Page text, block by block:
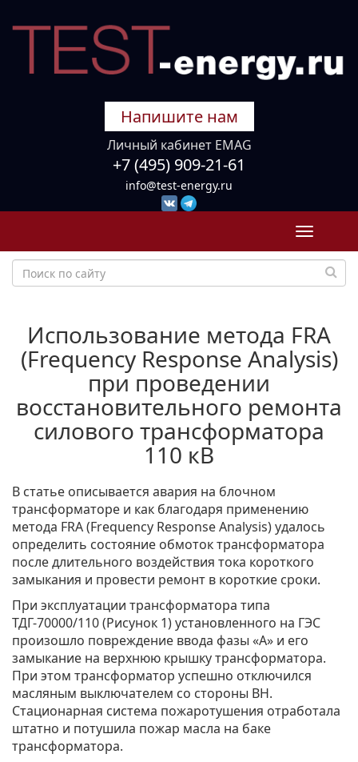
Напишите нам
Личный кабинет EMAG
+7 (495) 909-21-61
info@test-energy.ru
Toggle
Использование метода FRA
(Frequency Response Analysis)
при проведении
восстановительного ремонта
силового трансформатора
110 кВ
В статье описывается авария на блочном
трансформаторе и как благодаря применению
метода FRA (Frequency Response Analysis) удалось
определить состояние обмоток трансформатора
после длительного воздействия тока короткого
замыкания и провести ремонт в короткие сроки.
При эксплуатации трансформатора типа
ТДГ-70000/110 (Рисунок 1) установленного на ГЭС
произошло повреждение ввода фазы «А» и его
замыкание на верхнюю крышку трансформатора.
При этом трансформатор успешно отключился
масляным выключателем со стороны ВН.
Стационарная система пожаротушения отработала
штатно и потушила пожар масла на баке
трансформатора.